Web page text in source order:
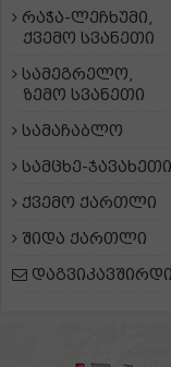
რაჭა-ლეჩხუმი,
ქვემო სვანეთი
სამეგრელო,
ზემო სვანეთი
სამაჩაბლო
სამცხე-ჯავახეთი
ქვემო ქართლი
შიდა ქართლი